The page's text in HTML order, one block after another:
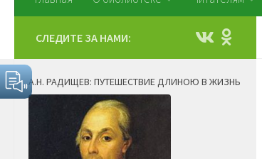
СЛЕДИТЕ ЗА НАМИ:
А.Н. РАДИЩЕВ: ПУТЕШЕСТВИЕ ДЛИНОЮ В ЖИЗНЬ